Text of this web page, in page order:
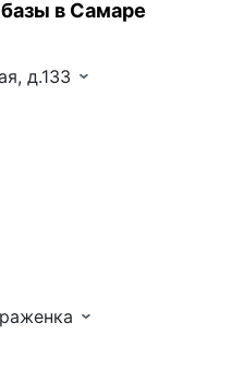
в Самаре
д.133